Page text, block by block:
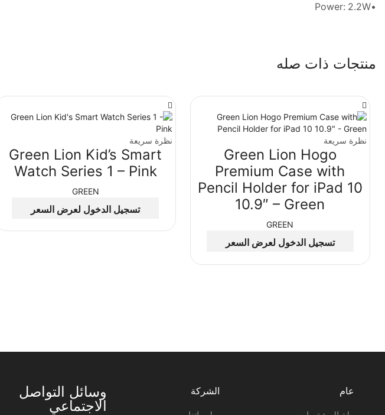
•Power: 2.2W
منتجات ذات صله
نظرة سريعة
Green Lion Hogo
Premium Case with
Pencil Holder for iPad 10
10.9″ – Green
GREEN
تسجيل الدخول لعرض السعر
نظرة سريعة
Green Lion Kid’s Smart
Watch Series 1 – Pink
GREEN
تسجيل الدخول لعرض السعر
عام الشركة
وسائل التواصل
الاجتماعي